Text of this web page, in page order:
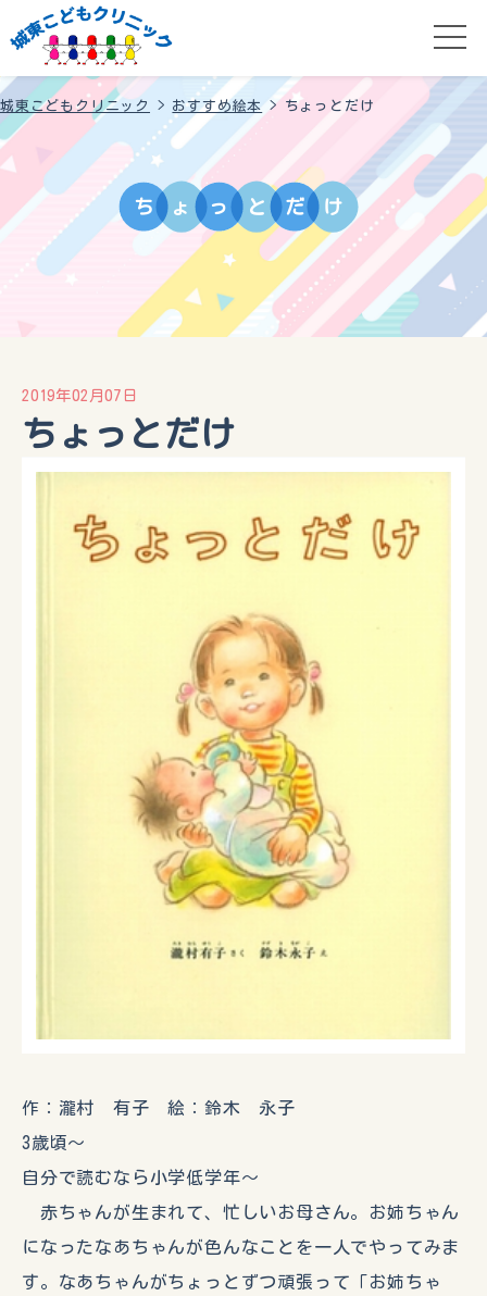
城東こどもクリニック > おすすめ絵本> ちょっとだけ
ち ょ っ と だ け
2019年02月07日
ちょっとだけ
作：瀧村 有子 絵：鈴木 永子
3歳頃～
自分で読むなら小学低学年～
赤ちゃんが生まれて、忙しいお母さん。お姉ちゃん
になったなあちゃんが色んなことを一人でやってみま
す。なあちゃんがちょっとずつ頑張って「お姉ちゃ